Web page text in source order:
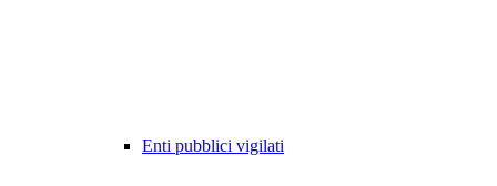
Enti pubblici vigilati